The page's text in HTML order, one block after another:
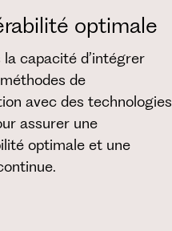
optimale
la capacité d’intégrer
de
avec des technologies
assurer une
optimale et une